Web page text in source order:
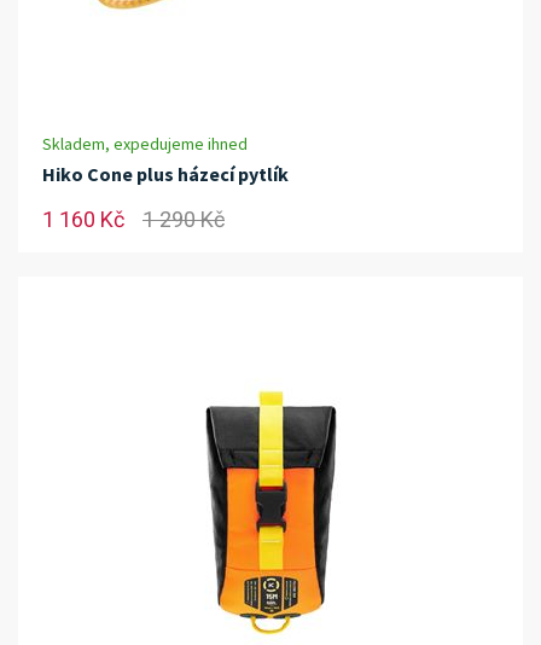
Skladem, expedujeme ihned
Hiko Cone plus házecí pytlík
1 160 Kč 1 290 Kč